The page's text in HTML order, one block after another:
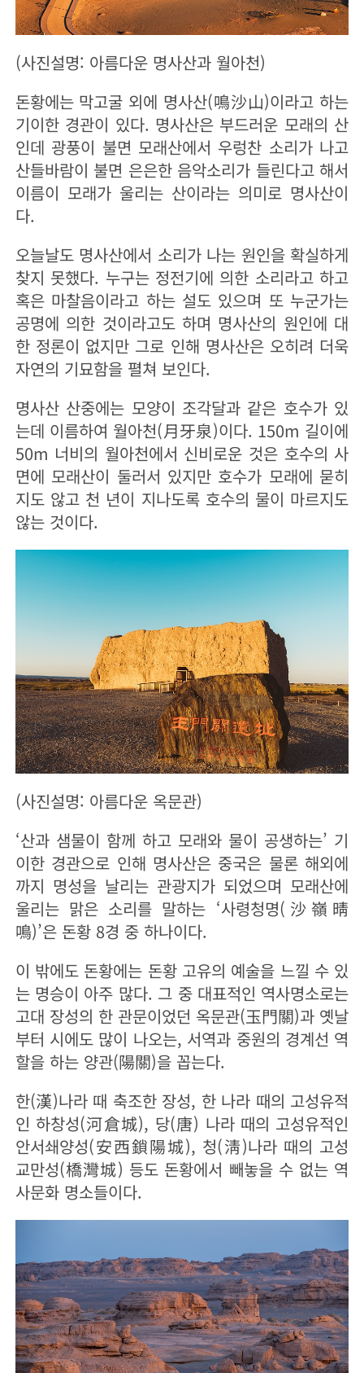
(사진설명: 아름다운 명사산과 월아천)
돈황에는 막고굴 외에 명사산(鳴沙山)이라고 하는
기이한 경관이 있다. 명사산은 부드러운 모래의 산
인데 광풍이 불면 모래산에서 우렁찬 소리가 나고
산들바람이 불면 은은한 음악소리가 들린다고 해서
이름이 모래가 울리는 산이라는 의미로 명사산이
다.
오늘날도 명사산에서 소리가 나는 원인을 확실하게
찾지 못했다. 누구는 정전기에 의한 소리라고 하고
혹은 마찰음이라고 하는 설도 있으며 또 누군가는
공명에 의한 것이라고도 하며 명사산의 원인에 대
한 정론이 없지만 그로 인해 명사산은 오히려 더욱
자연의 기묘함을 펼쳐 보인다.
명사산 산중에는 모양이 조각달과 같은 호수가 있
는데 이름하여 월아천(月牙泉)이다. 150m 길이에
50m 너비의 월아천에서 신비로운 것은 호수의 사
면에 모래산이 둘러서 있지만 호수가 모래에 묻히
지도 않고 천 년이 지나도록 호수의 물이 마르지도
않는 것이다.
(사진설명: 아름다운 옥문관)
‘산과 샘물이 함께 하고 모래와 물이 공생하는’ 기
이한 경관으로 인해 명사산은 중국은 물론 해외에
까지 명성을 날리는 관광지가 되었으며 모래산에
울리는 맑은 소리를 말하는 ‘사령청명(沙嶺晴
鳴)’은 돈황 8경 중 하나이다.
이 밖에도 돈황에는 돈황 고유의 예술을 느낄 수 있
는 명승이 아주 많다. 그 중 대표적인 역사명소로는
고대 장성의 한 관문이었던 옥문관(玉門關)과 옛날
부터 시에도 많이 나오는, 서역과 중원의 경계선 역
할을 하는 양관(陽關)을 꼽는다.
한(漢)나라 때 축조한 장성, 한 나라 때의 고성유적
인 하창성(河倉城), 당(唐) 나라 때의 고성유적인
안서쇄양성(安西鎖陽城), 청(淸)나라 때의 고성
교만성(橋灣城) 등도 돈황에서 빼놓을 수 없는 역
사문화 명소들이다.